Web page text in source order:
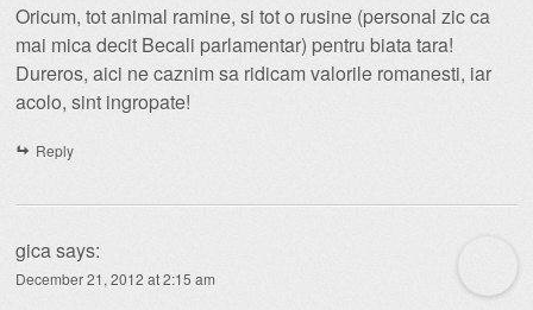
Oricum, tot animal ramine, si tot o rusine (personal zic ca
mai mica decit Becali parlamentar) pentru biata tara!
Dureros, aici ne caznim sa ridicam valorile romanesti, iar
acolo, sint ingropate!
Reply
gicasays:
December 21, 2012 at 2:15 am